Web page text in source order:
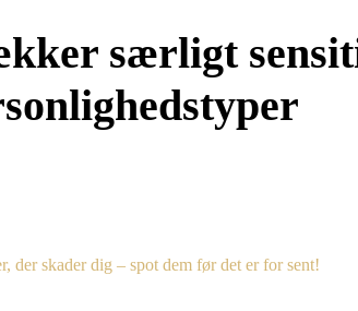
særligt
der skader dig – spot dem før det er for sent!